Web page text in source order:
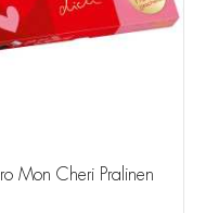
Mon Cheri Pralinen